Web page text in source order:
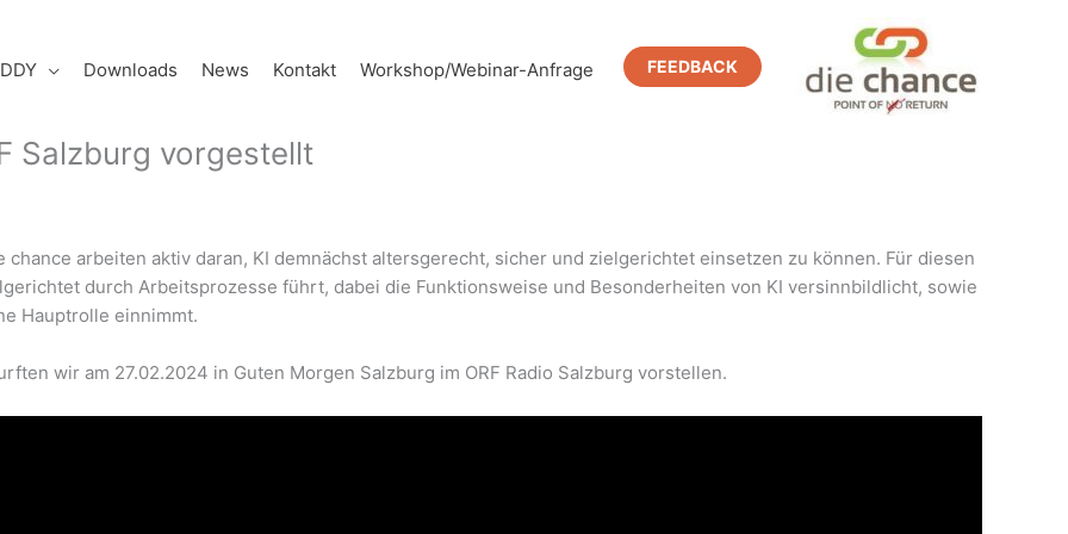
Downloads News Kontakt Workshop/Webinar-Anfrage FEEDBACK
Salzburg vorgestellt
arbeiten aktiv daran, KI demnächst altersgerecht, sicher und zielgerichtet einsetzen zu können. Für diesen
durch Arbeitsprozesse führt, dabei die Funktionsweise und Besonderheiten von KI versinnbildlicht, sowie
Hauptrolle einnimmt.
wir am 27.02.2024 in Guten Morgen Salzburg im ORF Radio Salzburg vorstellen.